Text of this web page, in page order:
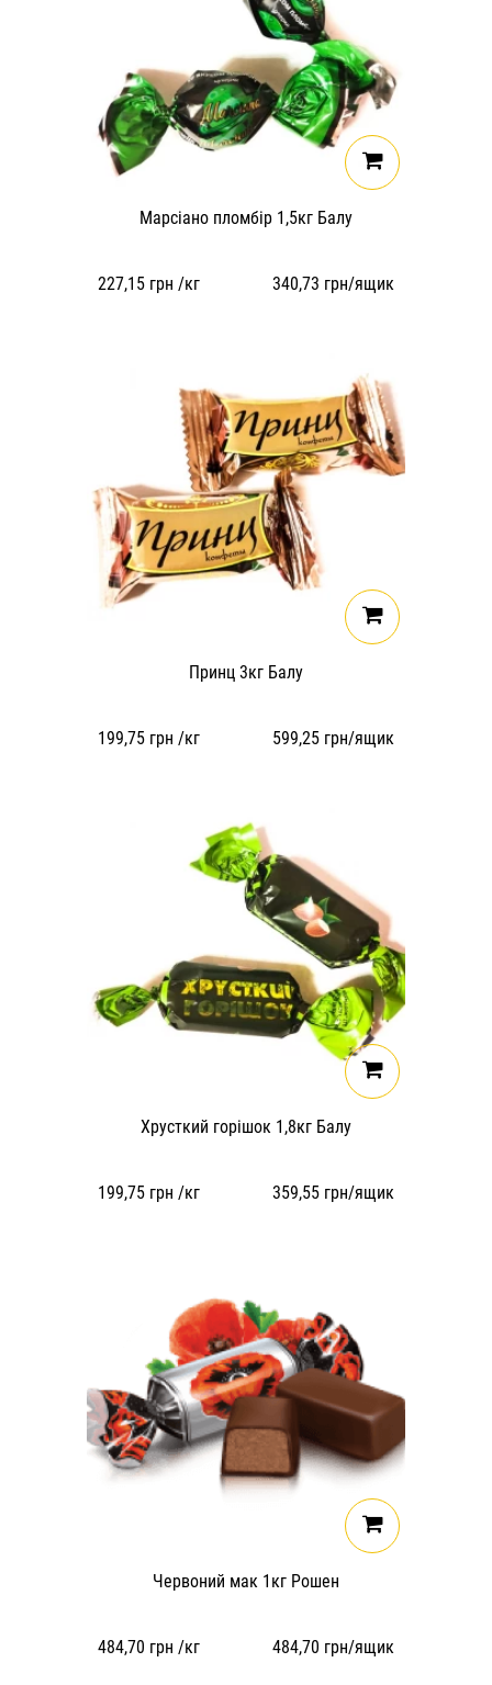
Марсіано пломбір 1,5кг Балу
227,15 грн /кг 340,73 грн/ящик
Принц 3кг Балу
199,75 грн /кг 599,25 грн/ящик
Хрусткий горішок 1,8кг Балу
199,75 грн /кг 359,55 грн/ящик
Червоний мак 1кг Рошен
484,70 грн /кг 484,70 грн/ящик